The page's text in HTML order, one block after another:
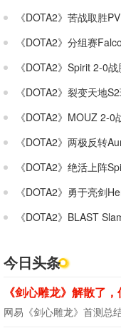
《DOTA2》苦战取胜
《DOTA2》分组赛Falcons 2-1战
《DOTA2》Spirit 2-0战胜
《DOTA2》裂变天地
《DOTA2》MOUZ 2-0战胜
《DOTA2》两极反转Aurora 2-1战
《DOTA2》绝活上阵Spirit 2-1战胜
《DOTA2》勇于亮剑Heroic 2-0战
《DOTA2》BLAST Slam S4
今日头条
《剑心雕龙》解散了
网易《剑心雕龙》首测总